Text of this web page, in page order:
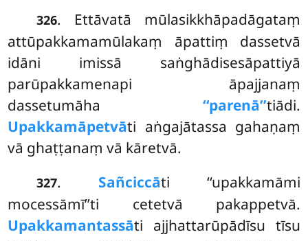
326. Ettāvatā mūlasikkhāpadāgataṃ
attūpakkamamūlakaṃ āpattiṃ dassetvā
idāni imissā saṅghādisesāpattiyā
parūpakkamenapi āpajjanaṃ
dassetumāha ‘‘parenā’’tiādi.
Upakkamāpetvāti aṅgajātassa gahaṇaṃ
vā ghaṭṭanaṃ vā kāretvā.
327. Sañciccāti ‘‘upakkamāmi
mocessāmī’’ti cetetvā pakappetvā.
Upakkamantassāti ajjhattarūpādīsu tīsu